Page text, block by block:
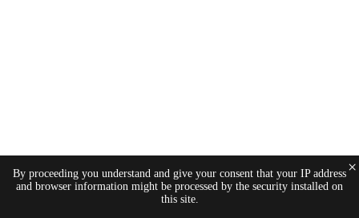
By proceeding you understand and give your consent that your IP address
and browser information might be processed by the security installed on
this site.
×